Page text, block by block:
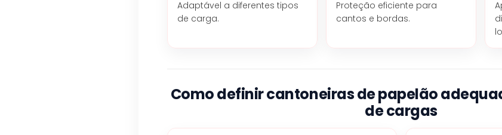
Adaptável a diferentes tipos
de carga.
Proteção eficiente para
cantos e bordas.
Como definir cantoneiras de papelão
de cargas